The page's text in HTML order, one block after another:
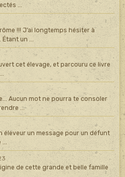
...
!!! J’ai longtemps hésiter à
un ...
cet élevage, et parcouru ce livre
Aucun mot ne pourra te consoler
...
éleveur un message pour un défunt
de cette grande et belle famille